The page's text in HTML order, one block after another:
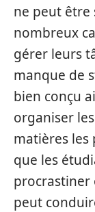
ne peut être
nombreux
gérer leurs
manque de
bien conçu
organiser
matières les
que les
procrastiner
peut